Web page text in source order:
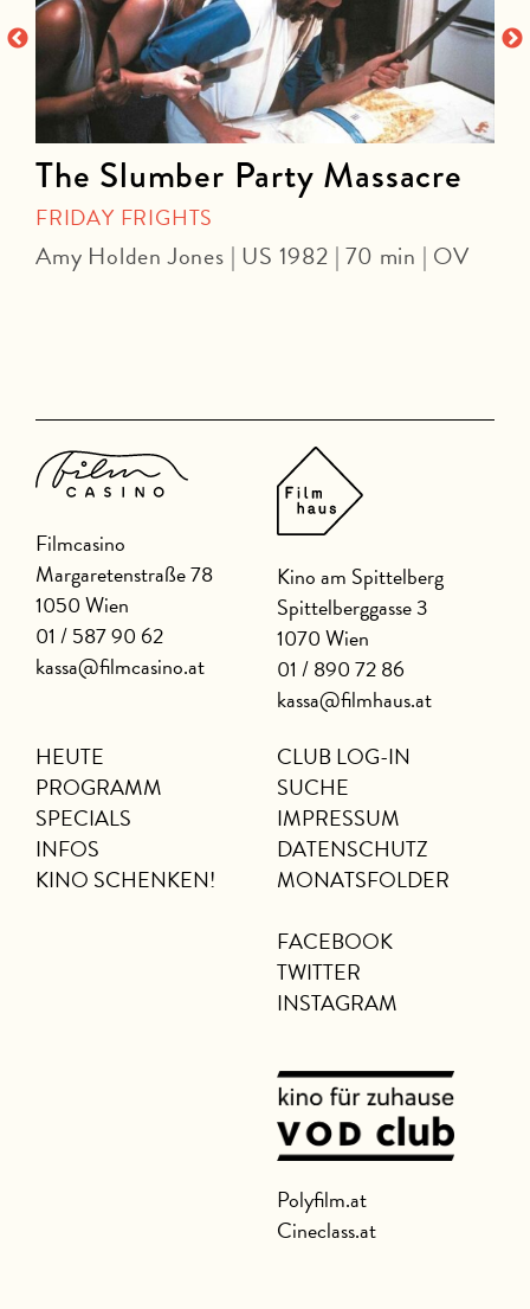
The Slumber Party Massacre
FRIDAY FRIGHTS
Amy Holden Jones | US 1982 | 70 min | OV
Filmcasino
Margaretenstraße 78
1050 Wien
01 / 587 90 62
kassa@filmcasino.at
Kino am Spittelberg
Spittelberggasse 3
1070 Wien
01 / 890 72 86
kassa@filmhaus.at
HEUTE
PROGRAMM
SPECIALS
INFOS
KINO SCHENKEN!
CLUB LOG-IN
SUCHE
IMPRESSUM
DATENSCHUTZ
MONATSFOLDER
FACEBOOK
TWITTER
INSTAGRAM
Polyfilm.at
Cineclass.at